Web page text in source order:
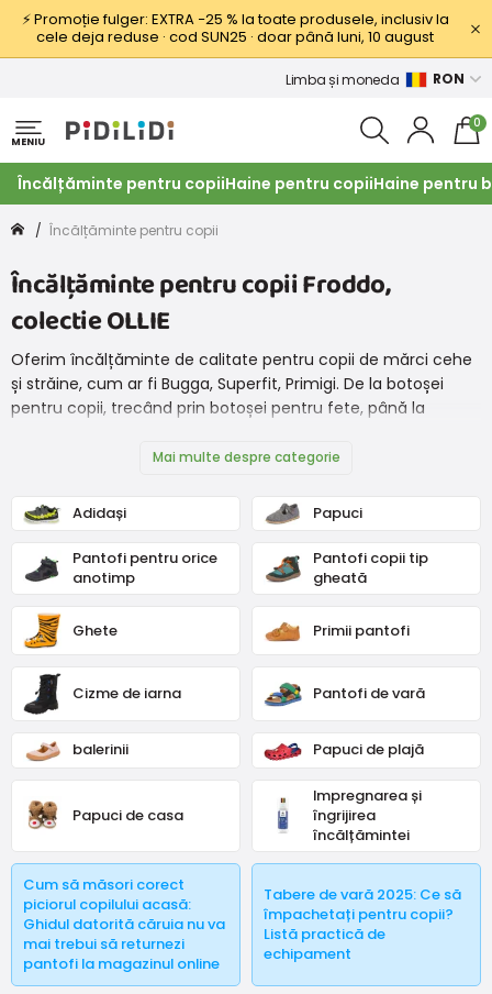
⚡ Promoție fulger: EXTRA −25 % la toate produsele, inclusiv la
cele deja reduse · cod SUN25 · doar până luni, 10 august
Limba și moneda RON
MENIU
0
Încălțăminte pentru copiiHaine pentru copiiHaine pentru
Încălțăminte pentru copii
Încălțăminte pentru copii Froddo,
colectie OLLIE
Oferim încălțăminte de calitate pentru copii de mărci cehe
și străine, cum ar fi Bugga, Superfit, Primigi. De la botoșei
pentru copii, trecând prin botoșei pentru fete, până la
toate aici și acum și pantofi de la marca Protetika. Iar ceea
www.obuvdetska.cz, care oferă încălțăminte ortopedică
medicală pentru copii.
Majoritatea copiilor se nasc cu picioarele sănătoase, din
păcate, câțiva ani mai târziu, aproape o treime dintre copiii
de clasa întâi au un defect ortopedic. Acest lucru se
datorează încălțămintei nepotrivite, sau pantofilor de
calitate, dar cu lățimea sau mărimea greșită...
Mai multe despre categorie
Adidași Papuci
Pantofi pentru orice
anotimp
Pantofi copii tip
gheată
Ghete Primii pantofi
Cizme de iarna Pantofi de vară
balerinii Papuci de plajă
Papuci de casa
Impregnarea și
îngrijirea
încălțămintei
Cum să măsori corect
piciorul copilului acasă:
Ghidul datorită căruia nu va
mai trebui să returnezi
pantofi la magazinul online
Tabere de vară 2025: Ce să
împachetați pentru copii?
Listă practică de
echipament